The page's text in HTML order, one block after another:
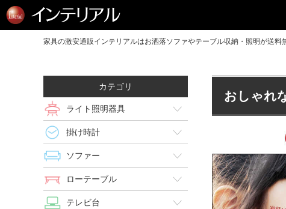
家具の激安通販インテリアルはお洒落ソファやテーブル収納・照明が送料
おしゃれ
カテゴリ
ライト照明器具
掛け時計
ソファー
ローテーブル
テレビ台